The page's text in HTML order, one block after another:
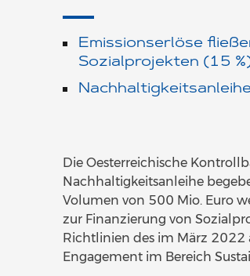
Emissionserlöse
Sozialprojekten (15
Die Oesterreichische
Nachhaltigkeitsanleihe
Volumen von 500 Mio. Euro
zur Finanzierung von
Richtlinien des im März 2022
Engagement im Bereich